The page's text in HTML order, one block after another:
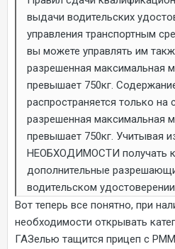
выдачи водительских
управления транспортным
вы можете управлять им
разрешенная максимальная
превышает 750кг.
распространяется только на
разрешенная максимальная
превышает 750кг. Учитывая
НЕОБХОДИМОСТИ получать
дополнительные
водительском
Вот теперь все понятно, при
необходимости открывать
ГАЗелью тащится прицеп с